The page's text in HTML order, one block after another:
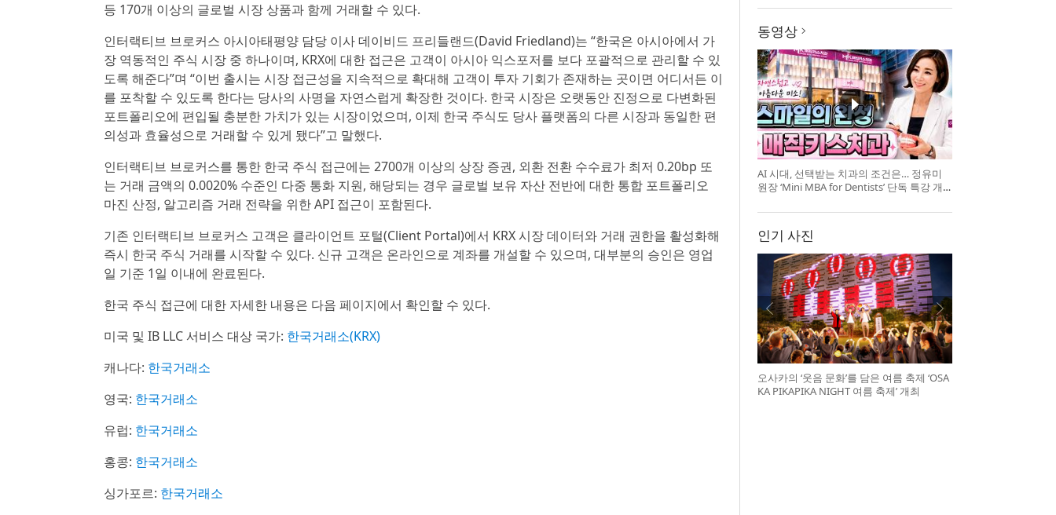
등 170개 이상의 글로벌 시장 상품과 함께 거래할 수 있다.
인터랙티브 브로커스 아시아태평양 담당 이사 데이비드 프리들랜드(David Friedland)는 “한국은 아시아에서 가
장 역동적인 주식 시장 중 하나이며, KRX에 대한 접근은 고객이 아시아 익스포저를 보다 포괄적으로 관리할 수 있
도록 해준다”며 “이번 출시는 시장 접근성을 지속적으로 확대해 고객이 투자 기회가 존재하는 곳이면 어디서든 이
를 포착할 수 있도록 한다는 당사의 사명을 자연스럽게 확장한 것이다. 한국 시장은 오랫동안 진정으로 다변화된
포트폴리오에 편입될 충분한 가치가 있는 시장이었으며, 이제 한국 주식도 당사 플랫폼의 다른 시장과 동일한 편
의성과 효율성으로 거래할 수 있게 됐다”고 말했다.
인터랙티브 브로커스를 통한 한국 주식 접근에는 2700개 이상의 상장 증권, 외환 전환 수수료가 최저 0.20bp 또
는 거래 금액의 0.0020% 수준인 다중 통화 지원, 해당되는 경우 글로벌 보유 자산 전반에 대한 통합 포트폴리오
마진 산정, 알고리즘 거래 전략을 위한 API 접근이 포함된다.
기존 인터랙티브 브로커스 고객은 클라이언트 포털(Client Portal)에서 KRX 시장 데이터와 거래 권한을 활성화해
즉시 한국 주식 거래를 시작할 수 있다. 신규 고객은 온라인으로 계좌를 개설할 수 있으며, 대부분의 승인은 영업
일 기준 1일 이내에 완료된다.
한국 주식 접근에 대한 자세한 내용은 다음 페이지에서 확인할 수 있다.
미국 및 IB LLC 서비스 대상 국가: 한국거래소(KRX)
캐나다: 한국거래소
영국: 한국거래소
유럽: 한국거래소
홍콩: 한국거래소
싱가포르: 한국거래소
동영상
AI 시대, 선택받는 치과의 조건은… 정유미
원장 ‘Mini MBA for Dentists’ 단독 특강 개
인기 사진
오사카의 ‘웃음 문화’를 담은 여름 축제 ‘OSA
KA PIKAPIKA NIGHT 여름 축제’ 개최